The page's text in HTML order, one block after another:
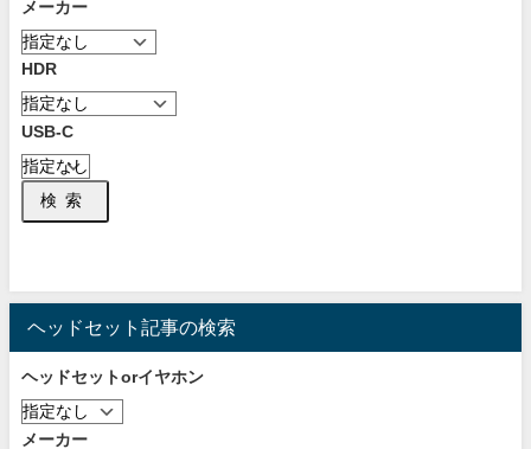
メーカー
HDR
USB-C
検索
ヘッドセット記事の検索
ヘッドセットorイヤホン
メーカー